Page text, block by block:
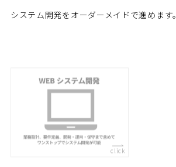
システム開発をオーダーメイドで進めます。